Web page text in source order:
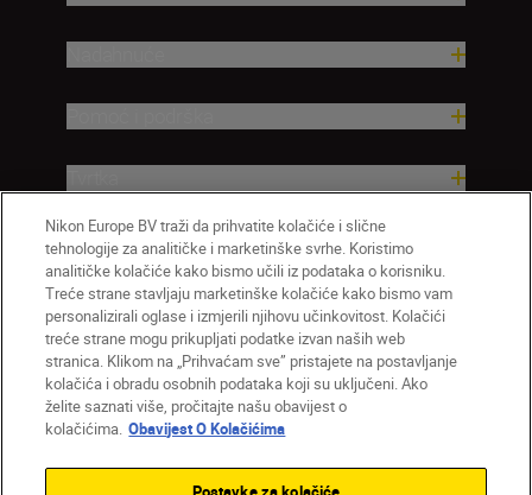
HR Nikon Sites
Obratite nam se
Obavijest o zaštiti privatnosti
Uvjeti upotrebe
Obavijest o kolačićima
Nikon Europe BV traži da prihvatite kolačiće i slične
tehnologije za analitičke i marketinške svrhe. Koristimo
analitičke kolačiće kako bismo učili iz podataka o korisniku.
Treće strane stavljaju marketinške kolačiće kako bismo vam
personalizirali oglase i izmjerili njihovu učinkovitost. Kolačići
treće strane mogu prikupljati podatke izvan naših web
stranica. Klikom na „Prihvaćam sve” pristajete na postavljanje
kolačića i obradu osobnih podataka koji su uključeni. Ako
želite saznati više, pročitajte našu obavijest o
kolačićima. Obavijest O Kolačićima